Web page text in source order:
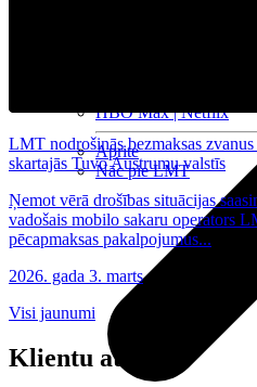
HBO Max | Netflix
Aprite
Nāc pie LMT
LMT nodrošinās bezmaksas
skartajās Tuvo Austrumu valstīs
Ņemot vērā drošības situācijas
vadošais mobilo sakaru operators
pēcapmaksas pakalpojumus...
2026. gada 3. marts
Visi jaunumi
Klientu atbalsts